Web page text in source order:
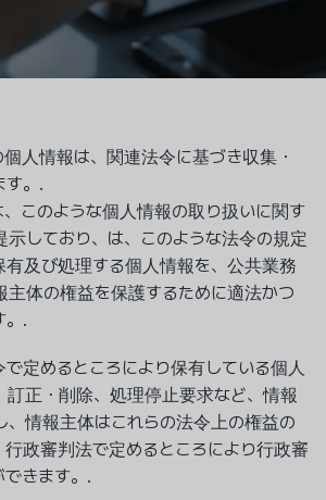
人情報は、関連法令に基づき収集・
す。.
、このような個人情報の取り扱いに関す
示しており、は、このような法令の規定
有及び処理する個人情報を、公共業務
主体の権益を保護するために適法かつ
。.
定めるところにより保有している個人
訂正・削除、処理停止要求など、情報
、情報主体はこれらの法令上の権益の
政審判法で定めるところにより行政審
きます。.